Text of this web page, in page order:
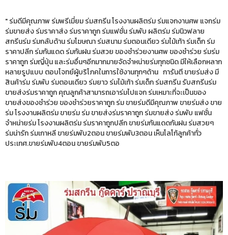
" ร่มดีมีคุณภาพ ร่มพรีเมี่ยม ร่มสกรีน โรงงานผลิตร่ม ร่มแจกงานศพ แจกร่ม
ร่มขายส่ง ร่มราคาส่ง ร่มราคาถูก ร่มแฟชั่น ร่มพับ ผลิตร่ม ร่มนิวฟลาย
สกรีนร่ม ร่มกลับด้าน ร่มโฆษณา ร่มสนาม ร่มตอนเดียว ร่มไม้เท้า ร่มเด็ก ร่ม
ราคาปลีก ร่มกันแดด ร่มกันฝน ร่มสวย ของชำร่วยงานศพ ของชำร่วย ร่มร่ม
ราคาถูก ร่มญี่ปุ่น และร่มอื่นๆอีกมากมายจัดจำหน่ายร่มทุกชนิด มีให้เลือกหลาก
หลายรูปแบบ ตอบโจทย์ผู้บริโภคในการใช้งานทุกๆด้าน การันตี ขายร่มส่ง มี
สินค้าร่ม ร่มพับ ร่มตอนเดียว ร่มยาว ร่มไม้เท้า ร่มเด็ก ร่มสกรีน รับสกรีนร่ม
ขายส่งร่มราคาถูก คุณลูกค้าสามารถเอาร่มไปแจก ร่มเหมาะที่จะเป็นของ
ขายส่งของชำร่วย ของชำร่วยราคาถูก ร่ม ขายร่มดีมีคุณภาพ ขายร่มส่ง ขาย
ร่ม โรงงานผลิตร่ม ขายร่ม ร่ม ขายส่งร่มราคาถูก ร่มขายส่ง ร่มพับ แฟชั่น
จำหน่ายร่ม โรงงานผลิตร่ม ร่มราคาถูกปลีก ขายร่มกันแดดกันฝน ร่มสวยๆ
ร่มน่ารัก ร่มเกาหลี ขายร่มพับ2ตอน ขายร่มพับ3ตอน เห็นโลโก้ลูกค้าทั่ว
ประเทศ.ขายร่มพับ4ตอน ขายร่มพับ5ตอ